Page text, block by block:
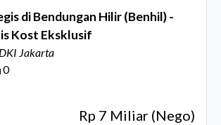
di Bendungan Hilir (Benhil) -
Kost Eksklusif
Jakarta
0
Rp 7 Miliar (Nego)